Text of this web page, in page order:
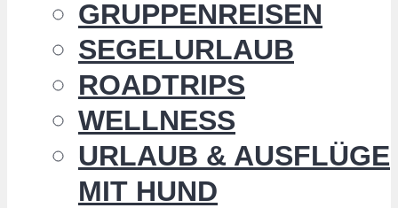
GRUPPENREISEN
SEGELURLAUB
ROADTRIPS
WELLNESS
URLAUB & AUSFLÜGE
MIT HUND